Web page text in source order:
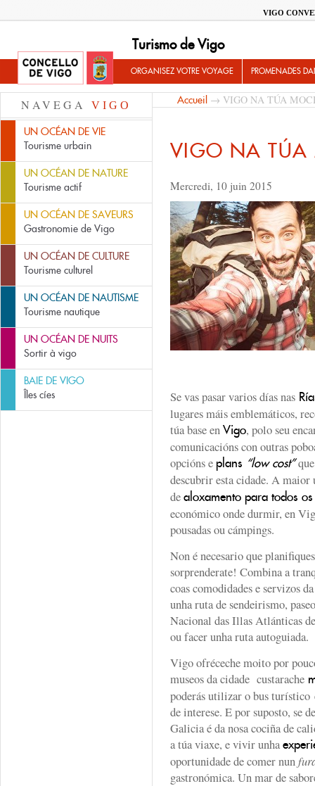
VIGO
Turismo de Vigo
ORGANISEZ VOTRE VOYAGE PROMENADES
NAVEGA VIGO
UN OCÉAN DE VIE
Tourisme urbain
UN OCÉAN DE NATURE
Tourisme actif
UN OCÉAN DE SAVEURS
Gastronomie de Vigo
UN OCÉAN DE CULTURE
Tourisme culturel
UN OCÉAN DE NAUTISME
Tourisme nautique
UN OCÉAN DE NUITS
Sortir à vigo
BAIE DE VIGO
Îles cíes
Accueil → VIGO NA TÚA
VIGO NA TÚA
Mercredi, 10 juin 2015
Se vas pasar varios días nas
lugares máis emblemáticos,
túa base enVigo, polo seu
comunicacións con outras
opcións e plans “low cost”
descubrir esta cidade. A maior
dealoxamento para todos
económico onde durmir, en
pousadas ou cámpings.
Non é necesario que
sorprenderate! Combina a
coas comodidades e servizos
unha ruta de sendeirismo,
Nacional das Illas Atlánticas
ou facer unha ruta autoguiada.
Vigo ofréceche moito por
museos da cidade custarache
poderás utilizar o bus
de interese. E por suposto, se
Galicia é da nosa cociña de
a túa viaxe, e vivir unha
oportunidade de comer nun
gastronómica. Un mar de